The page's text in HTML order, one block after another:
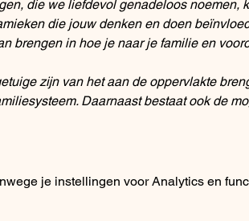
die we liefdevol genadeloos noemen,
die jouw denken en doen
brengen in hoe je naar je familie en
zijn van het aan de oppervlakte
Daarnaast bestaat ook de
je instellingen voor Analytics en